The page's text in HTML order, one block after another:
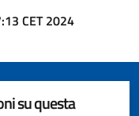
CET 2024
su questa